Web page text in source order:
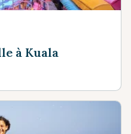
à Kuala